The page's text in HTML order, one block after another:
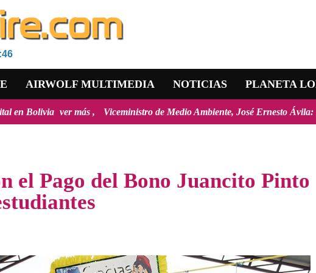
AIRWOLF MULTIMEDIA NOTICIAS PLANETA
más Viceministro de Medio Ambiente, José Ernesto Ávila: "la mayoría de
el Pago del Bono Juancito Pinto